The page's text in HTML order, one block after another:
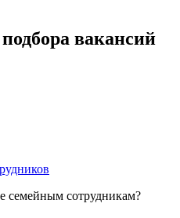
вакансий
семейным сотрудникам?